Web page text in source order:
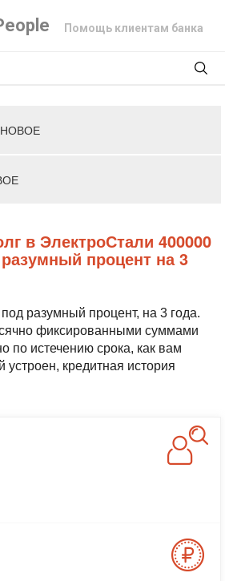
Помощь клиентам банка
процент на 3
разумный процент, на 3 года.
фиксированными суммами
по истечению срока, как вам
устроен, кредитная история